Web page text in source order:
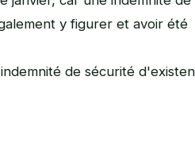
y figurer et avoir été
de sécurité